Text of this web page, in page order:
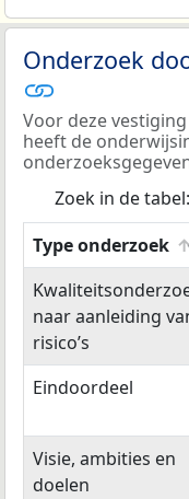
Onderzoek
Voor deze
heeft de
Zoek in de tabel:
Type onderzoek
Type onderzoek
naar aanleiding
risico’s
Eindoordeel
Visie, ambities en
doelen